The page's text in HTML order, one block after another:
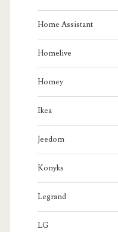
Home Assistant
Homelive
Homey
Ikea
Jeedom
Konyks
Legrand
LG